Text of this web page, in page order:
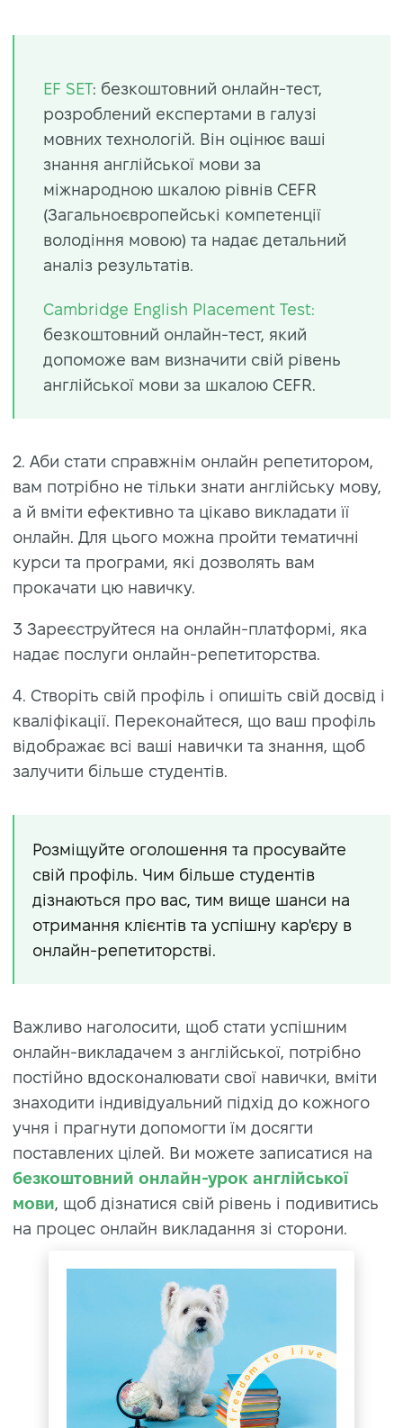
EF SET: безкоштовний онлайн-тест,
розроблений експертами в галузі
мовних технологій. Він оцінює ваші
знання англійської мови за
міжнародною шкалою рівнів CEFR
(Загальноєвропейські компетенції
володіння мовою) та надає детальний
аналіз результатів.
Cambridge English Placement Test:
безкоштовний онлайн-тест, який
допоможе вам визначити свій рівень
англійської мови за шкалою CEFR.
2. Аби стати справжнім онлайн репетитором,
вам потрібно не тільки знати англійську мову,
а й вміти ефективно та цікаво викладати її
онлайн. Для цього можна пройти тематичні
курси та програми, які дозволять вам
прокачати цю навичку.
3 Зареєструйтеся на онлайн-платформі, яка
надає послуги онлайн-репетиторства.
4. Створіть свій профіль і опишіть свій досвід і
кваліфікації. Переконайтеся, що ваш профіль
відображає всі ваші навички та знання, щоб
залучити більше студентів.
Розміщуйте оголошення та просувайте
свій профіль. Чим більше студентів
дізнаються про вас, тим вище шанси на
отримання клієнтів та успішну кар'єру в
онлайн-репетиторстві.
Важливо наголосити, щоб стати успішним
онлайн-викладачем з англійської, потрібно
постійно вдосконалювати свої навички, вміти
знаходити індивідуальний підхід до кожного
учня і прагнути допомогти їм досягти
поставлених цілей. Ви можете записатися на
безкоштовний онлайн-урок англійської
мови, щоб дізнатися свій рівень і подивитись
на процес онлайн викладання зі сторони.